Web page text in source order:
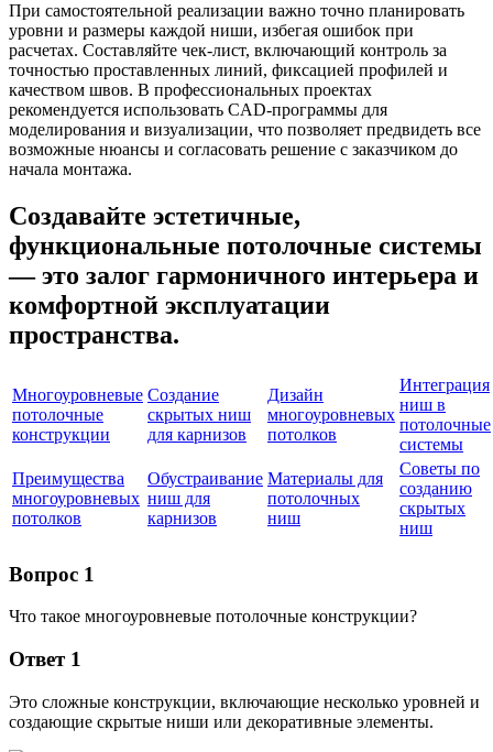
При самостоятельной реализации важно точно планировать
уровни и размеры каждой ниши, избегая ошибок при
расчетах. Составляйте чек-лист, включающий контроль за
точностью проставленных линий, фиксацией профилей и
качеством швов. В профессиональных проектах
рекомендуется использовать CAD-программы для
моделирования и визуализации, что позволяет предвидеть все
возможные нюансы и согласовать решение с заказчиком до
начала монтажа.
Создавайте эстетичные,
функциональные потолочные системы
— это залог гармоничного интерьера и
комфортной эксплуатации
пространства.
Многоуровневые
потолочные
конструкции
Создание
скрытых ниш
для карнизов
Дизайн
многоуровневых
потолков
Интеграция
ниш в
потолочные
системы
Преимущества
многоуровневых
потолков
Обустраивание
ниш для
карнизов
Материалы для
потолочных
ниш
Советы по
созданию
скрытых
ниш
Вопрос 1
Что такое многоуровневые потолочные конструкции?
Ответ 1
Это сложные конструкции, включающие несколько уровней и
создающие скрытые ниши или декоративные элементы.